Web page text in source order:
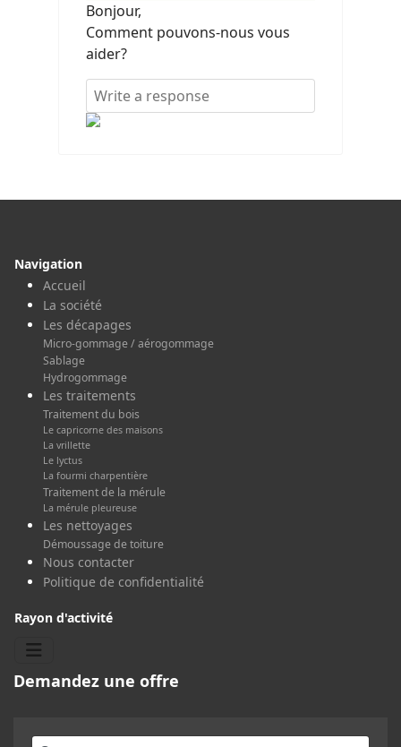
Bonjour,
Comment pouvons-nous vous
aider?
Navigation
Accueil
La société
Les décapages
Micro-gommage / aérogommage
Sablage
Hydrogommage
Les traitements
Traitement du bois
Le capricorne des maisons
La vrillette
Le lyctus
La fourmi charpentière
Traitement de la mérule
La mérule pleureuse
Les nettoyages
Démoussage de toiture
Nous contacter
Politique de confidentialité
Rayon d'activité
Demandez une offre